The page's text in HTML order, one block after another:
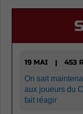
19 MAI |
453
On sait
aux joueurs du
fait réagir